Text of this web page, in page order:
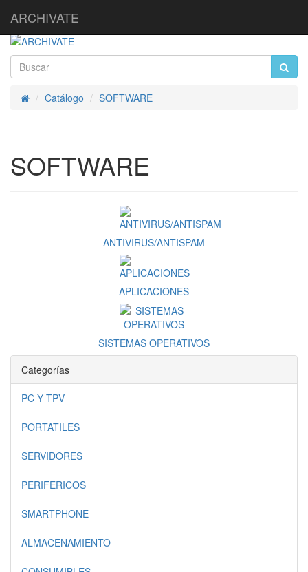
ARCHIVATE
InicioCatálogo SOFTWARE
SOFTWARE
ANTIVIRUS/ANTISPAM
APLICACIONES
SISTEMAS OPERATIVOS
Categorías
PC Y TPV
PORTATILES
SERVIDORES
PERIFERICOS
SMARTPHONE
ALMACENAMIENTO